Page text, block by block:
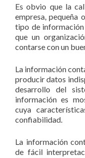
Es obvio que la
empresa, pequeña
tipo de
que un
contarse con un
La información
producir datos
desarrollo del
información es
cuya
confiabilidad.
La información
de fácil